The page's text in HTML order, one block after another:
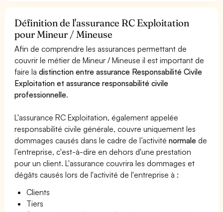
Définition de l'assurance RC Exploitation
pour Mineur / Mineuse
Afin de comprendre les assurances permettant de
couvrir le métier de Mineur / Mineuse il est important de
faire ladistinction entre assurance Responsabilité Civile
Exploitation et assurance responsabilité civile
professionnelle.
L'assurance RC Exploitation, également appelée
responsabilité civile générale, couvre uniquement les
dommages causés dans le cadre de l’activiténormale de
l’entreprise, c'est-à-dire en dehors d'une prestation
pour un client. L'assurance couvrira les dommages et
dégâts causés lors de l'activité de l'entreprise à :
Clients
Tiers